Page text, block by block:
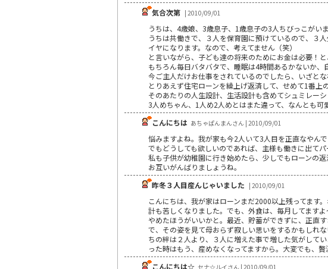
気合次第 | 2010/09/01
うちは、4歳娘、3歳息子、1歳息子の3人ちびっこがいま
うちは共働きで、３人を保育園に預けているので、３
イヤになります。なので、考えてません（笑）
と言いながら、子ども達の将来のためにお金は必要！
もちろん毎日バタバタで、睡眠は4時間あるかないか
今ご主人だけお仕事をされているのでしたら、いざと
とりあえず住宅ローンを繰上げ返済して、せめて1番上
そのあたりの人生設計、生活設計も含めてシュミレー
3人めちゃん、1人め2人めとはまた違って、なんとも可
こんにちは あちゃぱんまんさん | 2010/09/01
悩みますよね。我が家も今2人いて3人目を正直なやん
でもどうしても欲しいのであれば、主様も働きに出て
私も子供が幼稚園に行き始めたら、少しでもローンの返
お互いがんばりましょうね。
昨冬３人目産んじゃいました | 2010/09/01
こんにちは、我が家はローンまだ2000以上残ってます
計も苦しくなりました。でも、外食は、毎月してます
やめたほうがいいかと。最近、貯蓄ができずに、正直
で、その姿を見て母おらず寂しい思いをするかもしれ
ちの絆は２人より、３人に増えた事で増した気がして
った時はもう、産めなくなってますから。大変でも、
こんにちは☆ セナ☆ルイさん | 2010/09/01